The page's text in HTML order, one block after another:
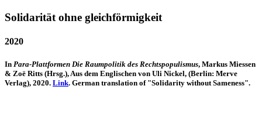
Solidarität ohne gleichförmigkeit
2020
In Para-Plattformen Die Raumpolitik des Rechtspopulismus, Markus Miessen
& Zoë Ritts (Hrsg.), Aus dem Englischen von Uli Nickel, (Berlin: Merve
Verlag), 2020. Link. German translation of "Solidarity without Sameness".